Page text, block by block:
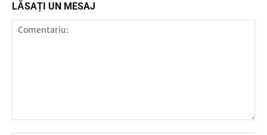
LĂSAȚI UN MESAJ